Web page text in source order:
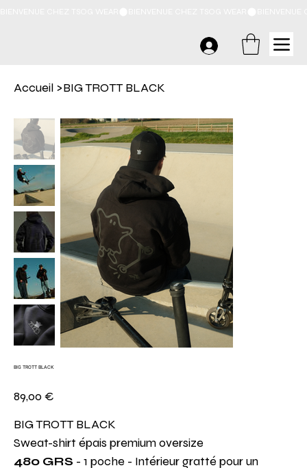
Accueil >BIG TROTT BLACK
BIG TROTT BLACK
89,00 €
BIG TROTT BLACK
Sweat-shirt épais premium oversize
480 GRS - 1 poche - Intérieur gratté pour un